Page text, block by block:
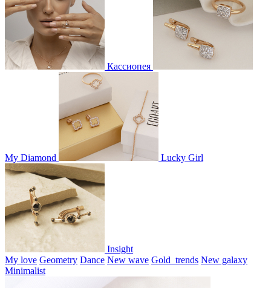
Кассиопея
My Diamond Lucky Girl
Insight
My love Geometry Dance New wave Gold_trends New galaxy
Minimalist